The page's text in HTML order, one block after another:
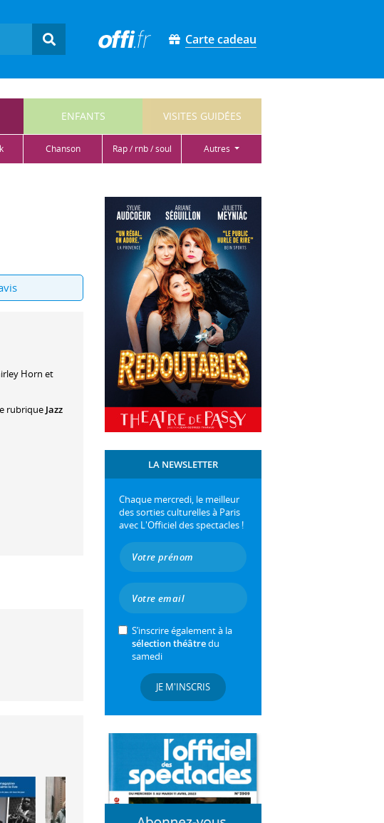
Carte cadeau
ENFANTS VISITES GUIDÉES
chanson rap / rnb / soul autres
Horn et
rubrique Jazz
LA NEWSLETTER
Chaque mercredi, le meilleur
des sorties culturelles à Paris
avec L'Officiel des spectacles !
S’inscrire également à la
sélection théâtredu
samedi
JE M'INSCRIS